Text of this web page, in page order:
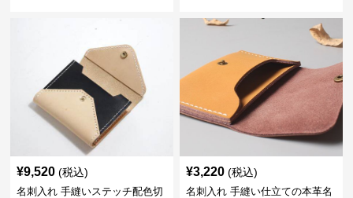
¥9,520 (税込)
名刺入れ 手縫いステッチ配色切
¥3,220 (税込)
名刺入れ 手縫い仕立ての本革名